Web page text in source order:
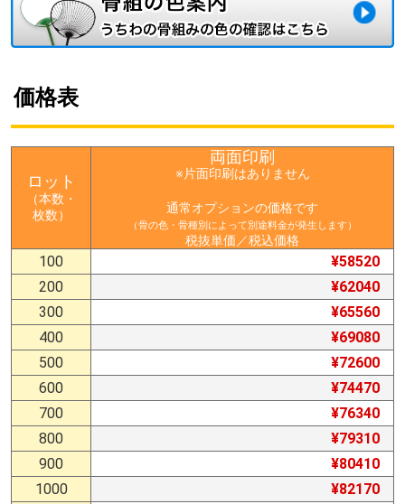
価格表
ロット
（本数・
枚数）
両面印刷
※片面印刷はありません
通常オプションの価格です
（骨の色・骨種別によって別途料金が発生します）
税抜単価／税込価格
100
¥58520
200
¥62040
300
¥65560
400
¥69080
500
¥72600
600
¥74470
700
¥76340
800
¥79310
900
¥80410
1000
¥82170